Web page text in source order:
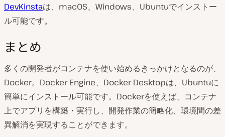
DevKinstaは、macOS、Windows、Ubuntuでインストー
ル可能です。
まとめ
多くの開発者がコンテナを使い始めるきっかけとなるのが、
Docker。Docker Engine、Docker Desktopは、Ubuntuに
簡単にインストール可能です。Dockerを使えば、コンテナ
上でアプリを構築・実行し、開発作業の簡略化、環境間の差
異解消を実現することができます。